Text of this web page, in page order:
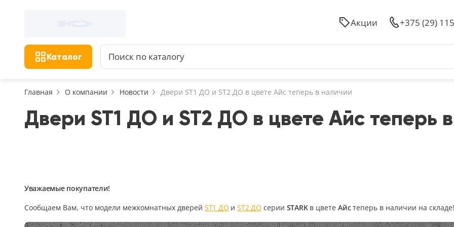
Каталог
Акции +375 (29)
Главная О компании Новости Двери ST1 ДО и ST2 ДО в цвете Айс теперь в наличии
Двери ST1 ДО и ST2 ДО в цвете Айс теперь
Уважаемые покупатели!
Сообщаем Вам, что модели межкомнатных дверей ST1 ДО иST2 ДО серии STARKв цветеАйстеперь в наличии на складе!
Цена, руб.
Назначение
В детскую
В спальню
Сбросить фильтр